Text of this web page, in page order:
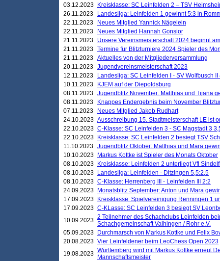
03.12.2023
Kreisklasse: SC Leinfelden 2 – TSV
26.11.2023
Landesliga: Leinfelden 1 gewinnt 5:3 in
22.11.2023
Neues Mitglied Yannick Nägelein
22.11.2023
Neues Mitglied Hannah Gonsior
21.11.2023
Unsere Vereinsmeisterschaft 2024 beginnt
21.11.2023 Termine für Blitzturniere 2024 Spieler des
21.11.2023 Aktuelles von der Mitgliederversammlung
20.11.2023 Jugendvereinsmeisterschaft 2023
12.11.2023
Landesliga: SC Leinfelden I - SV Wolfbusch II
10.11.2023
KJEM auf der Diepoldsburg
08.11.2023 Jugendblitz November: Matthias und Tijana
08.11.2023
Knappes Endergebnis beim November
07.11.2023
Neues Mitglied Jakob Rudhart
24.10.2023 Ausschreibung 15. Stadtmeisterschaft LE ist
22.10.2023 C-Klasse: SC Leinfelden 3 - SC Magstadt 3
22.10.2023
Kreisklasse: SC Leinfelden 2 besiegt TSV
11.10.2023 Jugendblitz Oktober: Matthias und Mara
10.10.2023
Markus Kottke ist Spieler des Monats Oktober
08.10.2023
Kreisklasse: Leinfelden 2 unterliegt Vfl
08.10.2023
Landesliga: Leinfelden - Ditzingen 5,5:2,5
08.10.2023 C-Klasse: Herrenberg III - Leinfelden III 2:2
24.09.2023
Monatsblitz September: Anton und Mara
17.09.2023
Kreisklasse: Spielvereinigung Renningen 1
17.09.2023 C-KLasse: SC Leinfelden 3 besiegt SV
10.09.2023 2 Teilnehmer des Schachclubs Leinfelden
Schachgemeinschaft Vaihingen / Rohr e.V.
05.09.2023
Durchmarsch von Markus Kottke und Felix
20.08.2023 Vier Leinfeldener beim LeoChess Open 2023
19.08.2023 Württemberg wird mit Markus Kottke erneut
Mannschaftsmeister